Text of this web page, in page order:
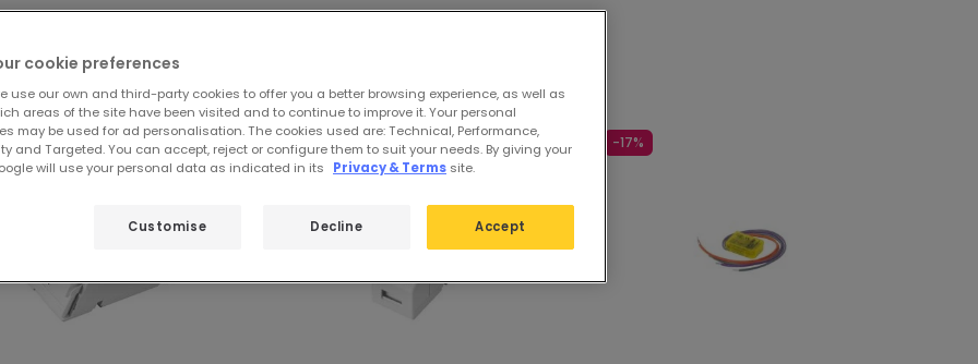
-17%
cookie preferences
use our own and third-party cookies to offer you a better browsing experience, as well as
areas of the site have been visited and to continue to improve it. Your personal
may be used for ad personalisation. The cookies used are: Technical, Performance,
and Targeted. You can accept, reject or configure them to suit your needs. By giving your
will use your personal data as indicated in its
Privacy & Terms site.
Decline Accept
Customise